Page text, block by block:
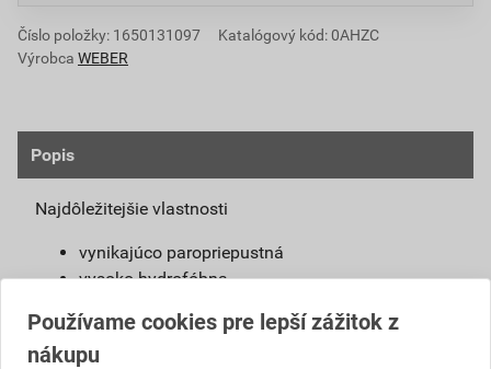
Číslo položky: 1650131097
Katalógový kód: 0AHZC
Výrobca WEBER
Popis
Najdôležitejšie vlastnosti
vynikajúco paropriepustná
vysoko hydrofóbna
jednoduchá aplikácia
vysoká pružnosť
Používame cookies pre lepší zážitok z
nákupu